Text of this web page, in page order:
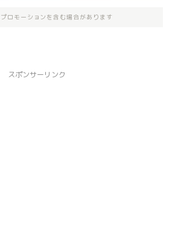
ロモーションを含む場合があります
スポンサーリンク